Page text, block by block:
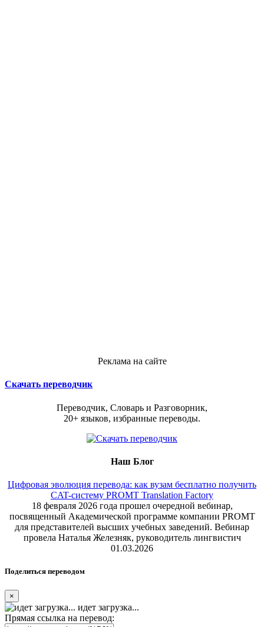
Реклама на сайте
Скачать переводчик
Переводчик, Словарь и Разговорник,
20+ языков, избранные переводы.
Наш Блог
Цифровая эволюция перевода: как вузам бесплатно получить
CAT-систему PROMT Translation Factory
18 февраля 2026 года прошел очередной вебинар,
посвященный Академической программе компании PROMT
для представителей высших учебных заведений. Вебинар
провела Наталья Железняк, руководитель лингвистич
01.03.2026
Поделиться переводом
×
идет загрузка...
Прямая ссылка на перевод: